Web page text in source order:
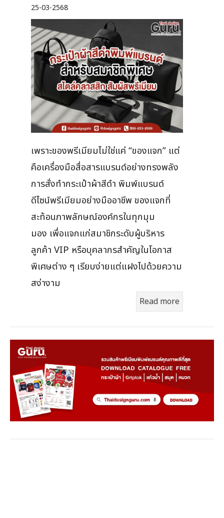
25-03-2568
เพราะของพรีเมียมไม่ใช่แค่ “ของแจก” แต่
คือเครื่องมือสื่อสารแบรนด์อย่างทรงพลัง
การสั่งทำกระเป๋าผ้าสีดำ พิมพ์แบรนด์
ดีไซน์พรีเมียมอย่างมืออาชีพ ของแจกที่
สะท้อนภาพลักษณ์องค์กรในทุกมุม
มอง เพื่อแจกแก่สมาชิกระดับผู้บริหาร
ลูกค้า VIP หรือบุคลากรสำคัญในโอกาส
พิเศษต่าง ๆ เรียบง่ายแต่แฝงไปด้วยความ
สง่างาม
Read more